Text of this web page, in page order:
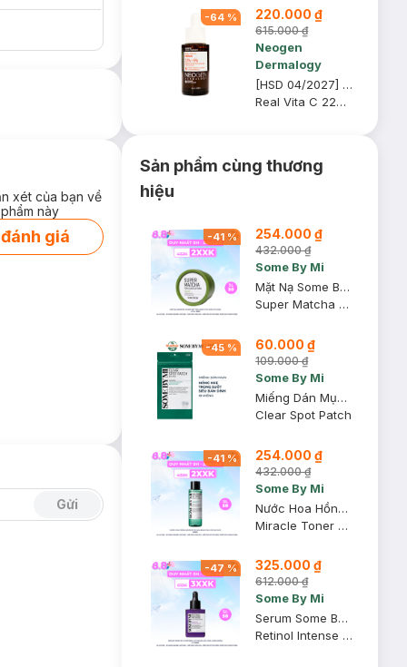
xét của bạn về
này
giá
Gửi
-64 % 220.000 ₫
615.000 ₫
Neogen
Dermalogy
[HSD 04/2027] Serum Neogen Dermalogy Dưỡng Sáng Da, Mờ Thâm 32g
Real Vita C 22% + 5% Niacinamide Serum
Sản phẩm cùng thương
hiệu
-41% 254.000 ₫
432.000 ₫
Some By Mi
Mặt Nạ Some By Mi Đất Sét Trà Xanh Thu Nhỏ Lỗ Chân Lông 100g
Super Matcha Pore Clean Clay Mask
-45 % 60.000 ₫
109.000 ₫
Some By Mi
Miếng Dán Mụn Some By Mi 18 Miếng
Clear Spot Patch
-41% 254.000 ₫
432.000 ₫
Some By Mi
Nước Hoa Hồng Some By Mi AHA-BHA-PHA Cho Da Mụn 150ml
Miracle Toner AHA-BHA-PHA 30 Days
-47 % 325.000 ₫
612.000 ₫
Some By Mi
Serum Some By Mi Retinol 0.1% Ngừa Lão Hóa, Căng Bóng Da 30ml
Retinol Intense Reactivating Serum